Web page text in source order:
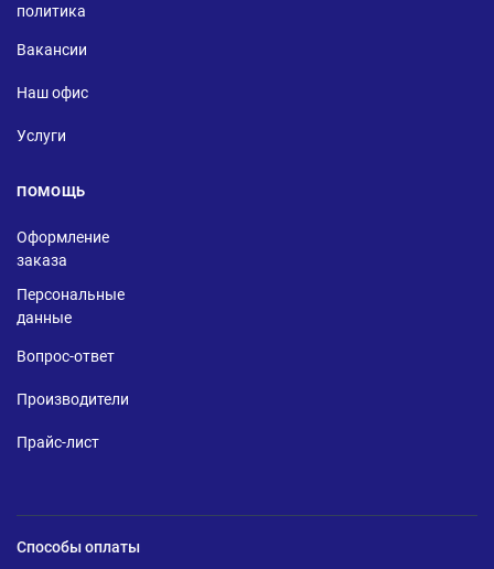
политика
Вакансии
Наш офис
Услуги
ПОМОЩЬ
Оформление
заказа
Персональные
данные
Вопрос-ответ
Производители
Прайс-лист
Способы оплаты